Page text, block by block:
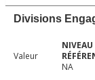
Divisions
Valeur
NA